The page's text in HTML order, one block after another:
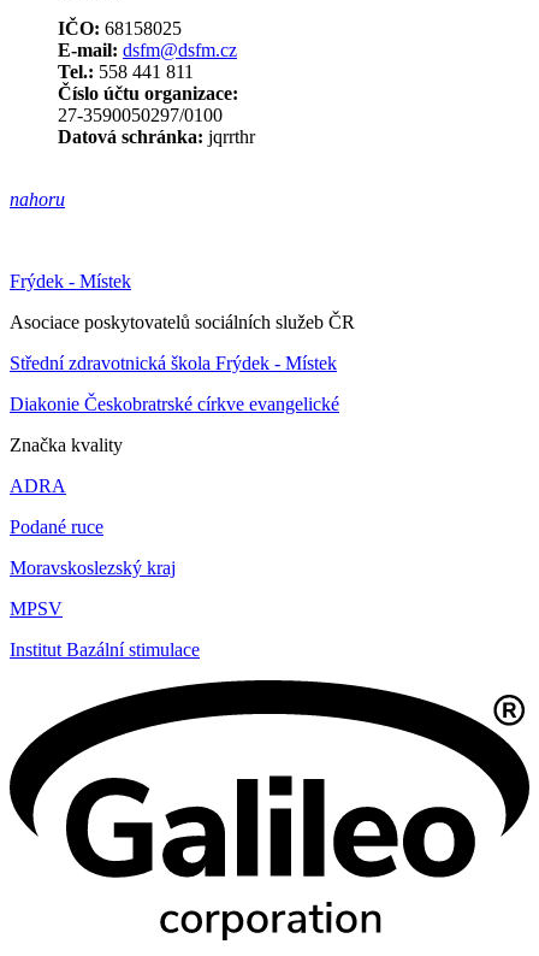
IČO: 68158025
E-mail: dsfm@dsfm.cz
Tel.: 558 441 811
Číslo účtu organizace:
27-3590050297/0100
Datová schránka: jqrrthr
nahoru
Frýdek - Místek
Asociace poskytovatelů sociálních služeb ČR
Střední zdravotnická škola Frýdek - Místek
Diakonie Českobratrské církve evangelické
Značka kvality
ADRA
Podané ruce
Moravskoslezský kraj
MPSV
Institut Bazální stimulace